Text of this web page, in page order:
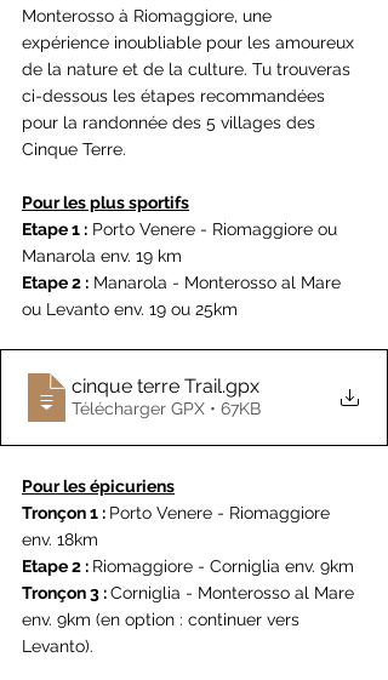
Monterosso à Riomaggiore, une
expérience inoubliable pour les amoureux
de la nature et de la culture. Tu trouveras
ci-dessous les étapes recommandées
pour la randonnée des 5 villages des
Cinque Terre.
Pour les plus sportifs
Etape 1 : Porto Venere - Riomaggiore ou
Manarola env. 19 km
Etape 2 : Manarola - Monterosso al Mare
ou Levanto env. 19 ou 25km
cinque terre Trail.gpx
Télécharger GPX • 67KB
Pour les épicuriens
Tronçon 1 : Porto Venere - Riomaggiore
env. 18km
Etape 2 : Riomaggiore - Corniglia env. 9km
Tronçon 3 : Corniglia - Monterosso al Mare
env. 9km (en option : continuer vers
Levanto).